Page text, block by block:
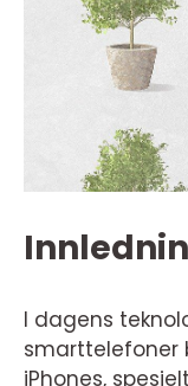
I dagens
smarttelefoner
iPhones,